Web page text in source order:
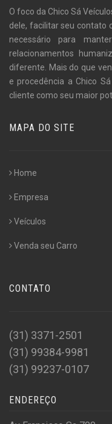
O foco da Chico Sá
dele, facilitar seu contato
necessário para
relacionamentos
diferente. Mais do que
e procedência a Chico
cliente como seu maior
MAPA DO SITE
Home
Empresa
Veículos
Venda seu Carro
CONTATO
(31) 3371-2501
(31) 99384-9981
(31) 99237-0107
ENDEREÇO